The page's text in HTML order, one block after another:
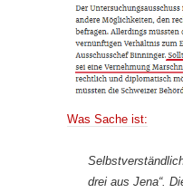
Was Sache ist:
drei aus Jena“.